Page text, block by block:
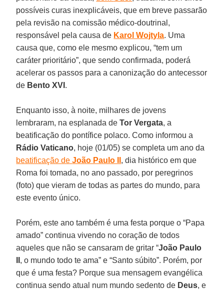
possíveis curas inexplicáveis, que em breve passarão
pela revisão na comissão médico-doutrinal,
responsável pela causa de Karol Wojtyla. Uma
causa que, como ele mesmo explicou, “tem um
caráter prioritário”, que sendo confirmada, poderá
acelerar os passos para a canonização do antecessor
de Bento XVI .
Enquanto isso, à noite, milhares de jovens
lembraram, na esplanada deTor Vergata, a
beatificação do pontífice polaco. Como informou a
Rádio Vaticano, hoje (01/05) se completa um ano da
beatificação deJoão Paulo II , dia histórico em que
Roma foi tomada, no ano passado, por peregrinos
(foto) que vieram de todas as partes do mundo, para
este evento único.
Porém, este ano também é uma festa porque o “Papa
amado” continua vivendo no coração de todos
aqueles que não se cansaram de gritar “João Paulo
, o mundo todo te ama” e “Santo súbito”. Porém, por
que é uma festa? Porque sua mensagem evangélica
continua sendo atual num mundo sedento de Deus, e